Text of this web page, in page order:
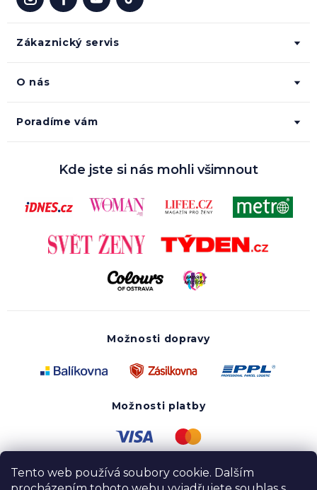
Tento web používá soubory cookie. Dalším
Zákaznický servis
O nás
Poradíme vám
Kde jste si nás mohli všimnout
Možnosti dopravy
Možnosti platby